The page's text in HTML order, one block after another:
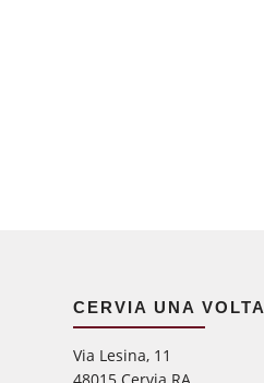
CERVIA UNA VOLTA
Via Lesina, 11